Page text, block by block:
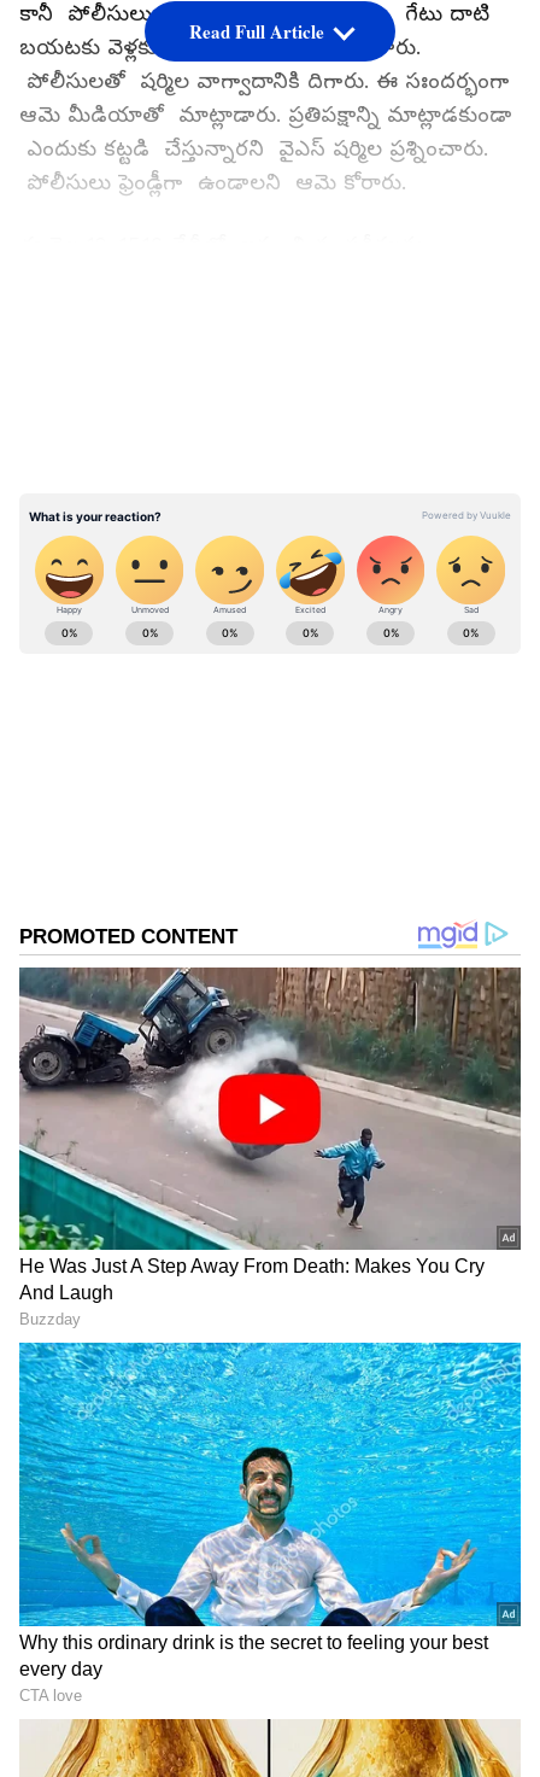
కానీ పోలీసులు ఆమెను అనుమతించలేదు. గేటు దాటి
బయటకు వెళ్లకుండా పోలీసులు నిలువరించారు.
పోలీసులతో షర్మిల వాగ్వాదానికి దిగారు. ఈ సఃందర్భంగా
ఆమె మీడియాతో మాట్లాడారు. ప్రతిపక్షాన్ని మాట్లాడకుండా
ఎందుకు కట్టడి చేస్తున్నారని వైఎస్ షర్మిల ప్రశ్నించారు.
పోలీసులు ఫ్రెండ్లీగా ఉండాలని ఆమె కోరారు.
టెక్నికల్ ఆధారాలతో విచారణ చేయాలని భావిస్తున్నారు.
ప్రవీణ్ ఫోన్ ను పోలీసులు ఎఫ్ఎస్ఎల్ కు పంపారు.
Read Full Article
ABOUT THE AUTHOR
DOWNLOAD APP